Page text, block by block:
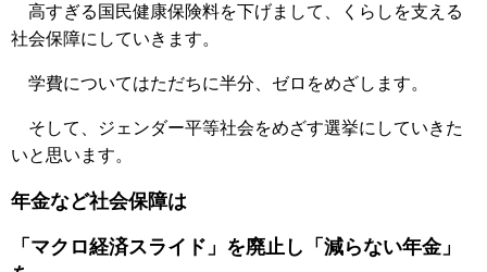
高すぎる国民健康保険料を下げまして、くらしを支える
社会保障にしていきます。
学費についてはただちに半分、ゼロをめざします。
そして、ジェンダー平等社会をめざす選挙にしていきた
いと思います。
年金など社会保障は
「マクロ経済スライド」を廃止し「減らない年金」